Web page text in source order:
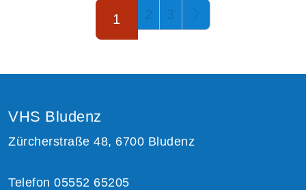
1 2 3
VHS Bludenz
Zürcherstraße 48, 6700 Bludenz
Telefon 05552 65205